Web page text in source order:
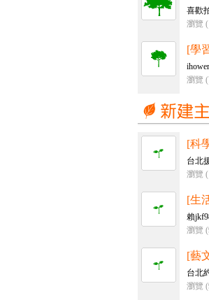
喜歡
瀏覽
[學
瀏覽
[科
台北
瀏覽
[生
賴
瀏覽
[藝
台北
瀏覽